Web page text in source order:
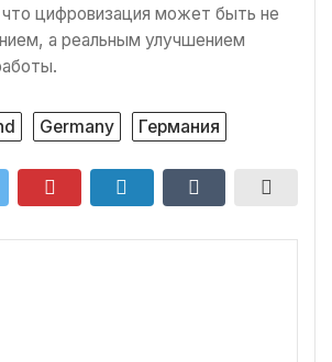
цифровизация может быть не
а реальным улучшением
Germany Германия